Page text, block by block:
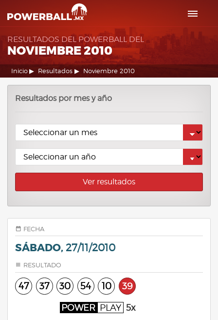
RESULTADOS DEL POWERBALL DEL
NOVIEMBRE 2010
Inicio Resultados Noviembre 2010
Resultados por mes y año
Ver resultados
FECHA
SÁBADO, 27/11/2010
RESULTADO
47 37 30 54 10 39
POWER PLAY 5x